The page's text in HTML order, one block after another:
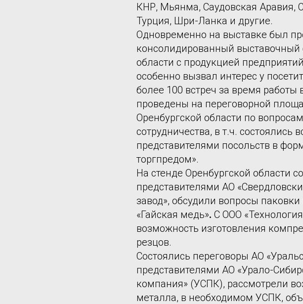
КНР, Мьянма, Саудовская Аравия,
Турция, Шри-Ланка и другие.
Одновременно на выставке был
консолидированный выставочный
области с продукцией
особенно вызвал интерес у
более 100 встреч за время работы
проведены на переговорной
Оренбургской области по
сотрудничества, в т.ч. состоялись
представителями посольств в
торгпредом».
На стенде Оренбургской области
представителями АО
завод», обсудили вопросы
«Гайская медь». С ООО
возможность изготовления
резцов.
Состоялись переговоры АО
представителями АО «Урало-
компания» (УСПК), рассмотрели
металла, в необходимом УСПК,